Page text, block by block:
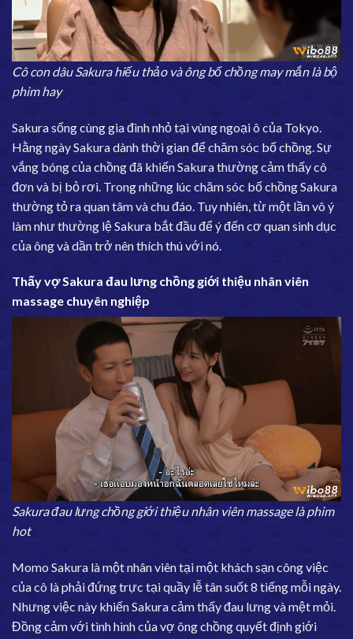
Cô con dâu Sakura hiếu thảo và ông bố chồng may mắn là bộ
phim hay
Sakura sống cùng gia đình nhỏ tại vùng ngoại ô của Tokyo.
Hằng ngày Sakura dành thời gian để chăm sóc bố chồng. Sự
vắng bóng của chồng đã khiến Sakura thường cảm thấy cô
đơn và bị bỏ rơi. Trong những lúc chăm sóc bố chồng Sakura
thường tỏ ra quan tâm và chu đáo. Tuy nhiên, từ một lần vô ý
làm như thường lệ Sakura bắt đầu để ý đến cơ quan sinh dục
của ông và dần trở nên thích thú với nó.
Thấy vợ Sakura đau lưng chồng giới thiệu nhân viên
massage chuyên nghiệp
Sakura đau lưng chồng giới thiệu nhân viên massage là phim
hot
Momo Sakura là một nhân viên tại một khách sạn công việc
của cô là phải đứng trực tại quầy lễ tân suốt 8 tiếng mỗi ngày.
Nhưng việc này khiến Sakura cảm thấy đau lưng và mệt mỏi.
Đồng cảm với tình hình của vợ ông chồng quyết định giới